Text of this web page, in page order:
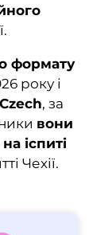
формату
року і
, за
вони
іспиті
Чехії.